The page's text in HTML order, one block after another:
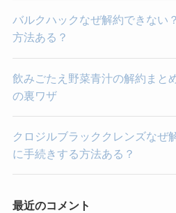
バルクハックなぜ解約できない
方法ある？
飲みごたえ野菜青汁の解約まと
の裏ワザ
クロジルブラッククレンズなぜ
に手続きする方法ある？
最近のコメント